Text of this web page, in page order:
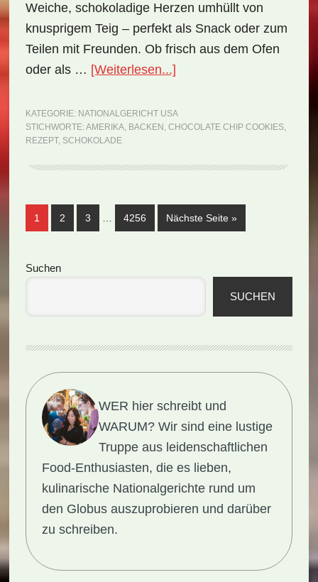
Weiche, schokoladige Herzen umhüllt von
knusprigem Teig – perfekt als Snack oder zum
Teilen mit Freunden. Ob frisch aus dem Ofen
oder als … [Weiterlesen...]ÜberNationalgericht
Chocolate
Chip
(Rezept)
KATEGORIE: NATIONALGERICHT USA
STICHWORTE: AMERIKA, BACKEN , CHOCOLATE CHIP COOKIES,
REZEPT, SCHOKOLADE
Seite
1 Seite
2 Seite
3 Seite
4256 Nächste Seite aufrufen
»
Seitenspalte
Suchen
SUCHEN
WER hier schreibt und
WARUM? Wir sind eine lustige
Truppe aus leidenschaftlichen
Food-Enthusiasten, die es lieben,
kulinarische Nationalgerichte rund um
den Globus auszuprobieren und darüber
zu schreiben.